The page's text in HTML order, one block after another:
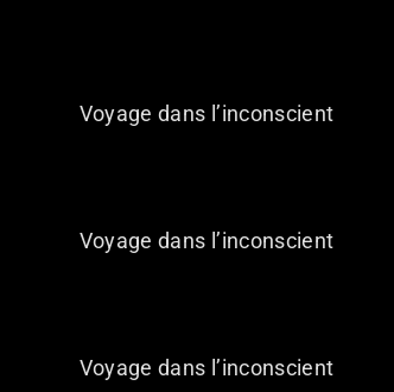
Voyage dans l’inconscient
Voyage dans l’inconscient
Voyage dans l’inconscient